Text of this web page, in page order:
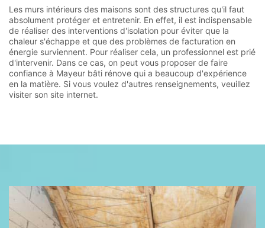
Les murs intérieurs des maisons sont des structures qu'il faut
absolument protéger et entretenir. En effet, il est indispensable
de réaliser des interventions d'isolation pour éviter que la
chaleur s'échappe et que des problèmes de facturation en
énergie surviennent. Pour réaliser cela, un professionnel est prié
d'intervenir. Dans ce cas, on peut vous proposer de faire
confiance à Mayeur bâti rénove qui a beaucoup d'expérience
en la matière. Si vous voulez d'autres renseignements, veuillez
visiter son site internet.